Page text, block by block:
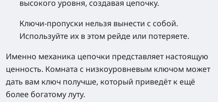
высокого уровня, создавая цепочку.
Ключи-пропуски нельзя вынести с собой.
Используйте их в этом рейде или потеряете.
Именно механика цепочки представляет настоящую
ценность. Комната с низкоуровневым ключом может
дать вам ключ получше, который приведёт к ещё
более богатому луту.